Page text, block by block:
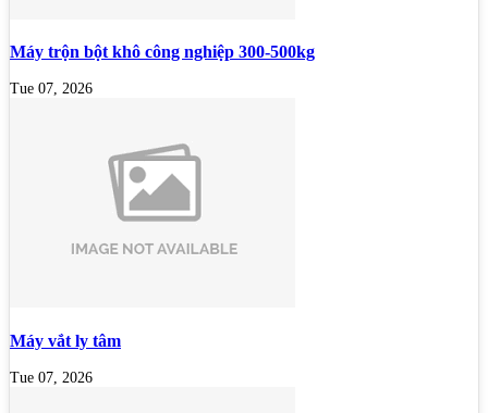
Máy trộn bột khô công nghiệp 300-500kg
Tue 07, 2026
Máy vắt ly tâm
Tue 07, 2026